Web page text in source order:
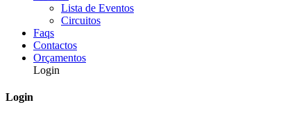
Lista de Eventos
Circuitos
Faqs
Contactos
Orçamentos
Login
Login